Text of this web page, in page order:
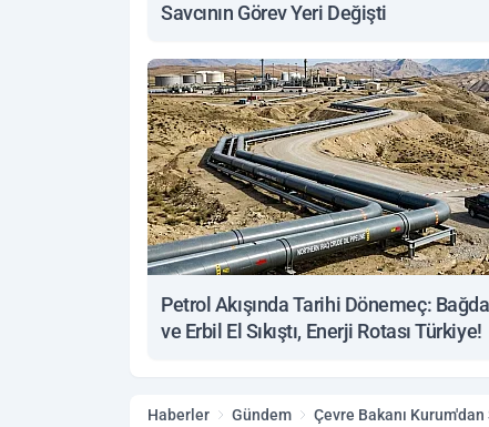
Savcının Görev Yeri Değişti
Petrol Akışında Tarihi Dönemeç:
ve Erbil El Sıkıştı, Enerji Rotası Türkiye!
Haberler Gündem Çevre Bakanı